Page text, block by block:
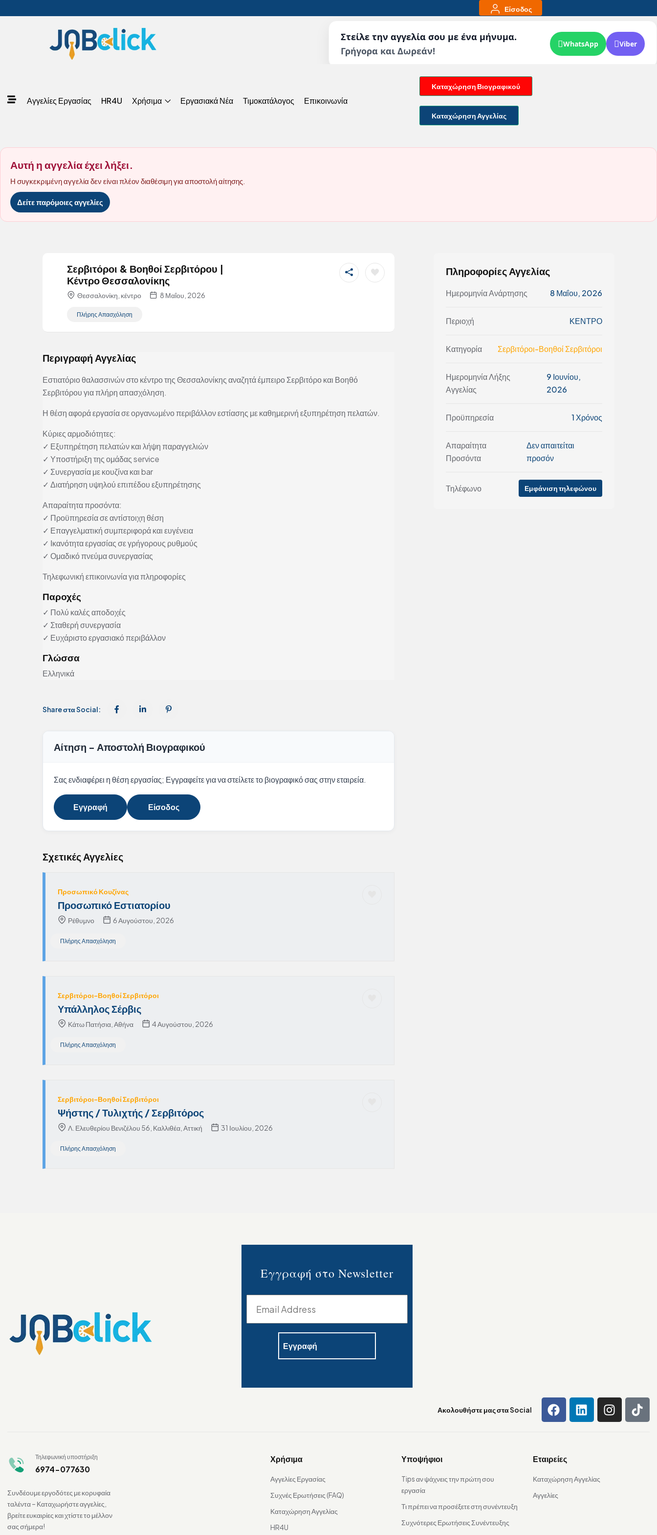
Είσοδος
Στείλε την αγγελία σου με ένα μήνυμα.
Γρήγορα και Δωρεάν!
WhatsApp Viber
Αγγελίες Εργασίας HR4U Χρήσιμα Εργασιακά Νέα Τιμοκατάλογος Επικοινωνία
Καταχώρηση Βιογραφικού
Καταχώρηση Αγγελίας
Αυτή η αγγελία έχει λήξει.
Η συγκεκριμένη αγγελία δεν είναι πλέον διαθέσιμη για αποστολή αίτησης.
Δείτε παρόμοιες αγγελίες
Σερβιτόροι & Βοηθοί Σερβιτόρου |
Κέντρο Θεσσαλονίκης
Θεσσαλονίκη, κέντρο 8 Μαΐου, 2026
Πλήρης Απασχόληση
Περιγραφή Αγγελίας
Εστιατόριο θαλασσινών στο κέντρο της Θεσσαλονίκης αναζητά έμπειρο Σερβιτόρο και Βοηθό
Σερβιτόρου για πλήρη απασχόληση.
Η θέση αφορά εργασία σε οργανωμένο περιβάλλον εστίασης με καθημερινή εξυπηρέτηση πελατών.
Κύριες αρμοδιότητες:
✓ Εξυπηρέτηση πελατών και λήψη παραγγελιών
✓ Υποστήριξη της ομάδας service
✓ Συνεργασία με κουζίνα και bar
✓ Διατήρηση υψηλού επιπέδου εξυπηρέτησης
Απαραίτητα προσόντα:
✓ Προϋπηρεσία σε αντίστοιχη θέση
✓ Επαγγελματική συμπεριφορά και ευγένεια
✓ Ικανότητα εργασίας σε γρήγορους ρυθμούς
✓ Ομαδικό πνεύμα συνεργασίας
Τηλεφωνική επικοινωνία για πληροφορίες
Παροχές
✓ Πολύ καλές αποδοχές
✓ Σταθερή συνεργασία
✓ Ευχάριστο εργασιακό περιβάλλον
Γλώσσα
Ελληνικά
Share στα Social:
Αίτηση - Αποστολή Βιογραφικού
Σας ενδιαφέρει η θέση εργασίας; Εγγραφείτε για να στείλετε το βιογραφικό σας στην εταιρεία.
Εγγραφή Είσοδος
Σχετικές Αγγελίες
Προσωπικό Κουζίνας
Προσωπικό Εστιατορίου
Ρέθυμνο 6 Αυγούστου, 2026
Πλήρης Απασχόληση
Σερβιτόροι-Βοηθοί Σερβιτόροι
Υπάλληλος Σέρβις
Κάτω Πατήσια, Αθήνα 4 Αυγούστου, 2026
Πλήρης Απασχόληση
Σερβιτόροι-Βοηθοί Σερβιτόροι
Ψήστης / Τυλιχτής / Σερβιτόρος
Λ. Ελευθερίου Βενιζέλου 56, Καλλιθέα, Αττική 31 Ιουλίου, 2026
Πλήρης Απασχόληση
Πληροφορίες Αγγελίας
Ημερομηνία Ανάρτησης 8 Μαΐου, 2026
Περιοχή ΚΕΝΤΡΟ
Κατηγορία Σερβιτόροι-Βοηθοί Σερβιτόροι
Ημερομηνία Λήξης
Αγγελίας
9 Ιουνίου,
2026
Προϋπηρεσία 1 Χρόνος
Απαραίτητα
Προσόντα
Δεν απαιτείται
προσόν
Τηλέφωνο Εμφάνιση τηλεφώνου
Εγγραφή στο Newsletter
Ακολουθήστε μας στα Social
Τηλεφωνική υποστήριξη
6974-077630
Συνδέουμε εργοδότες με κορυφαία
ταλέντα – Καταχωρήστε αγγελίες,
βρείτε ευκαιρίες και χτίστε το μέλλον
σας σήμερα!
Χρήσιμα
Αγγελίες Εργασίας
Συχνές Ερωτήσεις (FAQ)
Καταχώρηση Αγγελίας
HR4U
Υποψήφιοι
Tips αν ψάχνεις την πρώτη σου
εργασία
Τι πρέπει να προσέξετε στη συνέντευξη
Συχνότερες Ερωτήσεις Συνέντευξης
Εταιρείες
Καταχώρηση Αγγελίας
Αγγελίες